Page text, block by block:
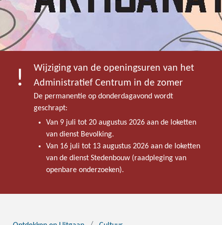
Wijziging van de openingsuren van het
Administratief Centrum in de zomer
De permanentie op donderdagavond wordt
geschrapt:
Van 9 juli tot 20 augustus 2026 aan de loketten
van dienst Bevolking.
Van 16 juli tot 13 augustus 2026 aan de loketten
van de dienst Stedenbouw (raadpleging van
openbare onderzoeken).